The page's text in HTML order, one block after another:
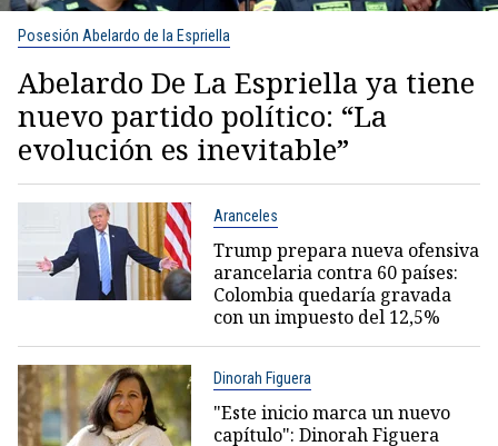
Posesión Abelardo de la Espriella
Abelardo De La Espriella ya tiene
nuevo partido político: “La
evolución es inevitable”
Aranceles
Trump prepara nueva ofensiva
arancelaria contra 60 países:
Colombia quedaría gravada
con un impuesto del 12,5%
Dinorah Figuera
"Este inicio marca un nuevo
capítulo": Dinorah Figuera